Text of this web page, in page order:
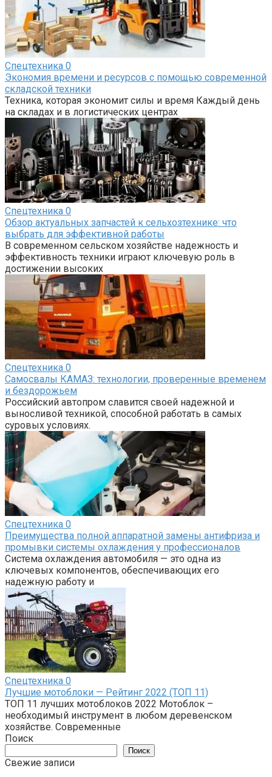
Спецтехника 0
Экономия времени и ресурсов с помощью современной
складской техники
Техника, которая экономит силы и время Каждый день
на складах и в логистических центрах
Спецтехника 0
Обзор актуальных запчастей к сельхозтехнике: что
выбрать для эффективной работы
В современном сельском хозяйстве надежность и
эффективность техники играют ключевую роль в
достижении высоких
Спецтехника 0
Самосвалы КАМАЗ: технологии, проверенные временем
и бездорожьем
Российский автопром славится своей надежной и
выносливой техникой, способной работать в самых
суровых условиях.
Спецтехника 0
Преимущества полной аппаратной замены антифриза и
промывки системы охлаждения у профессионалов
Система охлаждения автомобиля — это одна из
ключевых компонентов, обеспечивающих его
надежную работу и
Спецтехника 0
Лучшие мотоблоки — Рейтинг 2022 (ТОП 11)
ТОП 11 лучших мотоблоков 2022 Мотоблок –
необходимый инструмент в любом деревенском
хозяйстве. Современные
Поиск
Поиск
Свежие записи